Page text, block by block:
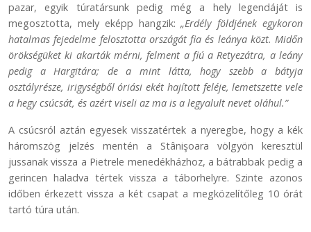
pazar, egyik túratársunk pedig még a hely legendáját is
megosztotta, mely eképp hangzik:„Erdély földjének egykoron
hatalmas fejedelme felosztotta országát fia és leánya közt. Midőn
örökségüket ki akarták mérni, felment a fiú a Retyezátra, a leány
pedig a Hargitára; de a mint látta, hogy szebb a bátyja
osztályrésze, irigységből óriási ekét hajított feléje, lemetszette vele
a hegy csúcsát, és azért viseli az ma is a legyalult nevet oláhul.”
A csúcsról aztán egyesek visszatértek a nyeregbe, hogy a kék
háromszög jelzés mentén a Stânişoara völgyön keresztül
jussanak vissza a Pietrele menedékházhoz, a bátrabbak pedig a
gerincen haladva tértek vissza a táborhelyre. Szinte azonos
időben érkezett vissza a két csapat a megközelítőleg 10 órát
tartó túra után.